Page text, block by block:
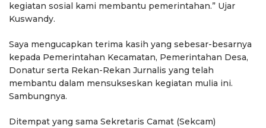
kegiatan sosial kami membantu pemerintahan.” Ujar
Kuswandy.
Saya mengucapkan terima kasih yang sebesar-besarnya
kepada Pemerintahan Kecamatan, Pemerintahan Desa,
Donatur serta Rekan-Rekan Jurnalis yang telah
membantu dalam mensukseskan kegiatan mulia ini.
Sambungnya.
Ditempat yang sama Sekretaris Camat (Sekcam)